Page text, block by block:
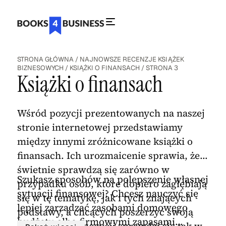
STRONA GŁÓWNA / NAJNOWSZE RECENZJE KSIĄŻEK
BIZNESOWYCH / KSIĄŻKI O FINANSACH /STRONA 3
Książki o finansach
Wśród pozycji prezentowanych na naszej
stronie internetowej przedstawiamy
między innymi zróżnicowane książki o
finansach. Ich urozmaicenie sprawia, że
świetnie sprawdzą się zarówno w
przypadku osób, które dopiero zagłębiają
się w tę tematykę, jak i tych znających
podstawy, a chcących poszerzyć swoją
Szukasz sposobów na polepszenie własnej
sytuacji finansowej? Chcesz nauczyć się
lepiej zarządzać zasobami domowego
budżetu albo firmowymi zapasami